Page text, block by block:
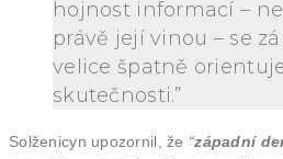
hojnost informací –
právě její vinou – se
velice špatně
skutečnosti.”
Solženicyn upozornil, že “západní